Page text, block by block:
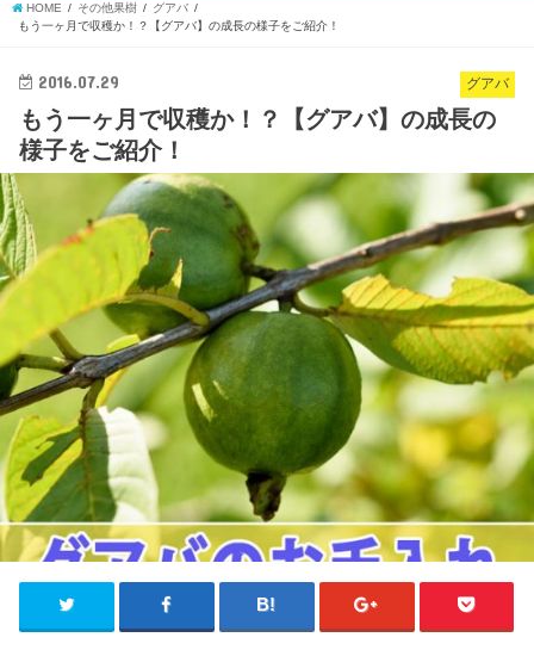
HOME その他果樹
グアバ
もう一ヶ月で収穫か！？【グアバ】の成長の様子をご紹介！
グアバ
2016.07.29
もう一ヶ月で収穫か！？【グアバ】の成長の
様子をご紹介！